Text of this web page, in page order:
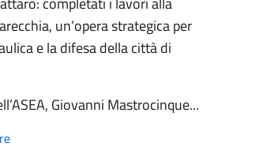
un’opera strategica per
e la difesa della città di
Giovanni Mastrocinque...